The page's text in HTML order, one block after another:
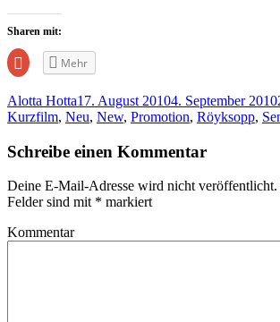
Sharen mit:
Zum
Teilen
anklicken
(Wird
in
Fenster
geöffnet)
Mehr
Alotta Hotta17. August 20104. September 2010
Kurzfilm, Neu, New, Promotion, Röyksopp,
Schreibe einen Kommentar
Deine E-Mail-Adresse wird nicht veröffentlicht.
Felder sind mit * markiert
Kommentar